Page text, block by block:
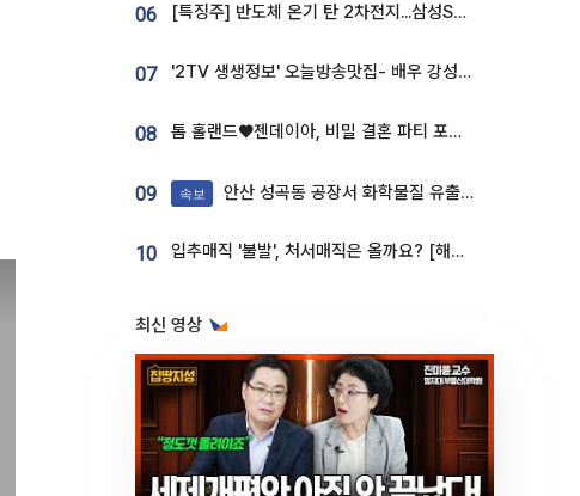
06 [특징주] 반도체 온기 탄 2차전지...삼성SDI, 장 초반 7% 넘게 껑충
07 '2TV 생생정보' 오늘방송맛집- 배우 강성진 단골! 쌀국수ㆍ푸팟퐁 커리 맛집 '블○○○'
08 톰 홀랜드♥젠데이아, 비밀 결혼 파티 포착⋯호텔 대관비만 9억
09 속보 안산 성곡동 공장서 화학물질 유출 사고 발생
10 입추매직 '불발', 처서매직은 올까요? [해시태그]
최신 영상